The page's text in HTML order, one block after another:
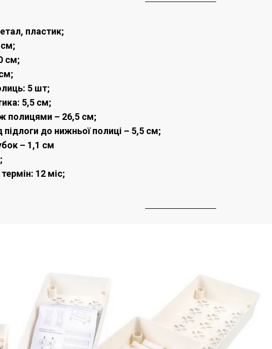
пластик;
см;
5 шт;
5,5 см;
полицями – 26,5 см;
підлоги до нижньої полиці – 5,5 см;
– 1,1 см
12 міс;